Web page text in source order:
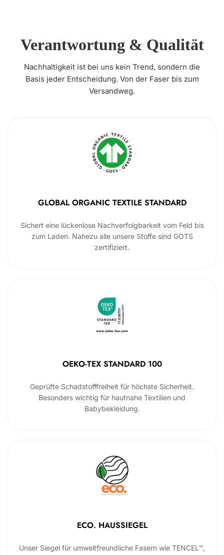
Verantwortung & Qualität
Nachhaltigkeit ist bei uns kein Trend, sondern die
Basis jeder Entscheidung. Von der Faser bis zum
Versandweg.
GLOBAL ORGANIC TEXTILE STANDARD
Sichert eine lückenlose Nachverfolgbarkeit vom Feld bis
zum Laden. Nahezu alle unsere Stoffe sind GOTS
zertifiziert.
OEKO-TEX STANDARD 100
Geprüfte Schadstofffreiheit für höchste Sicherheit.
Besonders wichtig für hautnahe Textilien und
Babybekleidung.
ECO. HAUSSIEGEL
Unser Siegel für umweltfreundliche Fasern wie TENCEL™,